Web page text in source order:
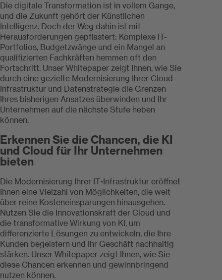
Die digitale Transformation ist in vollem Gange,
und die Zukunft gehört der Künstlichen
Intelligenz. Doch der Weg dahin ist mit
Herausforderungen gepflastert: Komplexe IT-
Portfolios, Budgetzwänge und ein Mangel an
qualifizierten Fachkräften hemmen oft den
Fortschritt. Unser Whitepaper zeigt Ihnen, wie Sie
durch eine gezielte Modernisierung Ihrer Cloud-
Infrastruktur und Datenstrategie die Grenzen
Ihres bisherigen Ansatzes überwinden und Ihr
Unternehmen auf die nächste Stufe heben
können.
Erkennen Sie die Chancen, die KI
und Cloud für Ihr Unternehmen
bieten
Die Modernisierung Ihrer IT-Infrastruktur eröffnet
Ihnen eine Vielzahl von Möglichkeiten, die weit
über reine Kosteneinsparungen hinausgehen.
Nutzen Sie die Innovationskraft der Cloud und
die transformative Wirkung von KI, um
differenzierte Lösungen zu entwickeln, die Ihre
Kunden begeistern und Ihr Geschäft nachhaltig
stärken. Unser Whitepaper zeigt Ihnen, wie Sie
diese Chancen erkennen und gewinnbringend
nutzen können.